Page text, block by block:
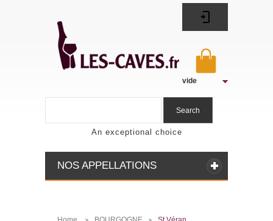
An exceptional choice
vide
NOS APPELLATIONS
Search